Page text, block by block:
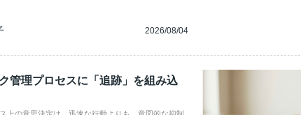
2026/08/04
管理プロセスに「追跡」を組み込